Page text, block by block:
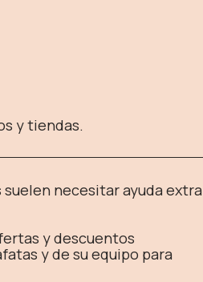
y tiendas.
suelen necesitar ayuda extra
y descuentos
y de su equipo para